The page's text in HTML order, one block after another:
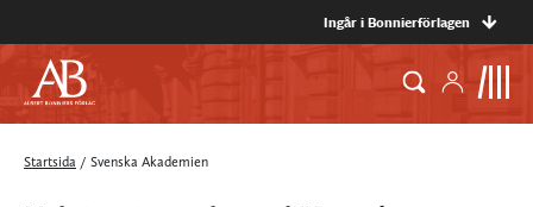
Ingår i Bonnierförlagen
Startsida / Svenska Akademien